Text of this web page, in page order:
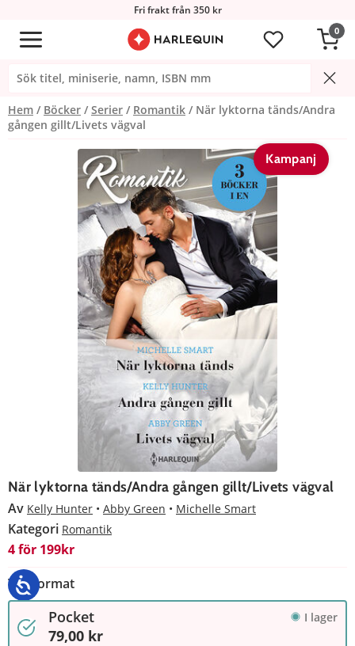
Fri frakt från 350 kr
0
Hem Böcker Serier Romantik
När lyktorna tänds/Andra
gången gillt/Livets vägval
Kampanj
När lyktorna tänds/Andra gången gillt/Livets vägval
Av Kelly Hunter Abby Green Michelle Smart
Kategori Romantik
4 för 199kr
Välj format
Pocket I lager
79,00 kr